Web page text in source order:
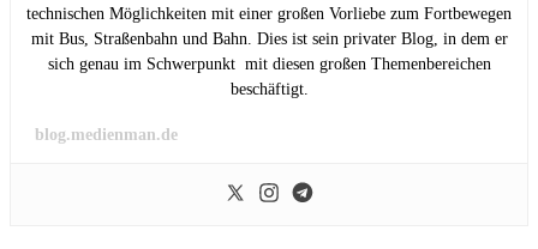
technischen Möglichkeiten mit einer großen Vorliebe zum Fortbewegen
mit Bus, Straßenbahn und Bahn. Dies ist sein privater Blog, in dem er
sich genau im Schwerpunkt mit diesen großen Themenbereichen
beschäftigt.
blog.medienman.de